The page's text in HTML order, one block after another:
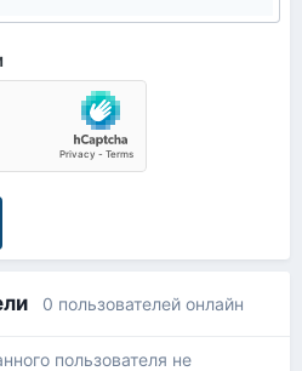
0 пользователей онлайн
пользователя не